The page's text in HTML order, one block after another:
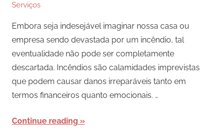
Serviços
Embora seja indesejável imaginar nossa casa ou
empresa sendo devastada por um incêndio, tal
eventualidade não pode ser completamente
descartada. Incêndios são calamidades imprevistas
que podem causar danos irreparáveis tanto em
termos financeiros quanto emocionais. …
Continue reading